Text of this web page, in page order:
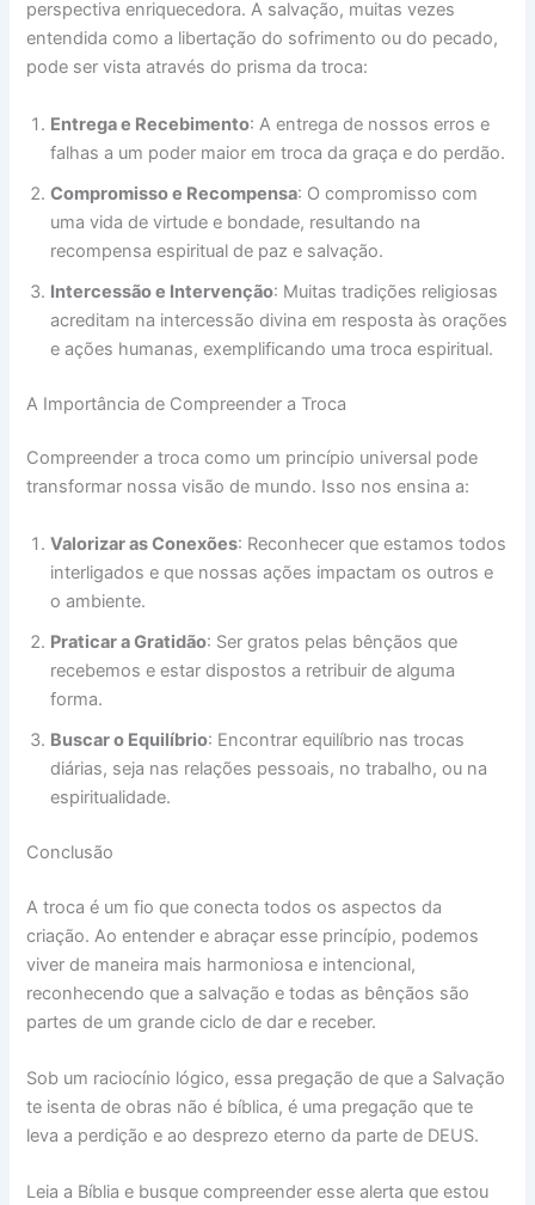
perspectiva enriquecedora. A salvação, muitas vezes
entendida como a libertação do sofrimento ou do pecado,
pode ser vista através do prisma da troca:
Entrega e Recebimento: A entrega de nossos erros e
falhas a um poder maior em troca da graça e do perdão.
Compromisso e Recompensa: O compromisso com
uma vida de virtude e bondade, resultando na
recompensa espiritual de paz e salvação.
Intercessão e Intervenção: Muitas tradições religiosas
acreditam na intercessão divina em resposta às orações
e ações humanas, exemplificando uma troca espiritual.
A Importância de Compreender a Troca
Compreender a troca como um princípio universal pode
transformar nossa visão de mundo. Isso nos ensina a:
Valorizar as Conexões: Reconhecer que estamos todos
interligados e que nossas ações impactam os outros e
o ambiente.
Praticar a Gratidão: Ser gratos pelas bênçãos que
recebemos e estar dispostos a retribuir de alguma
forma.
Buscar o Equilíbrio: Encontrar equilíbrio nas trocas
diárias, seja nas relações pessoais, no trabalho, ou na
espiritualidade.
Conclusão
A troca é um fio que conecta todos os aspectos da
criação. Ao entender e abraçar esse princípio, podemos
viver de maneira mais harmoniosa e intencional,
reconhecendo que a salvação e todas as bênçãos são
partes de um grande ciclo de dar e receber.
Sob um raciocínio lógico, essa pregação de que a Salvação
te isenta de obras não é bíblica, é uma pregação que te
leva a perdição e ao desprezo eterno da parte de DEUS.
Leia a Bíblia e busque compreender esse alerta que estou